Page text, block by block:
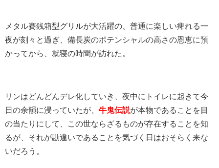
メタル賽銭箱型グリルが大活躍の、普通に楽しい痺れる一
夜が刻々と過ぎ、備長炭のポテンシャルの高さの恩恵に預
かってから、就寝の時間が訪れた。
リンはどんどんデレ化していき、夜中にトイレに起きて今
日の余韻に浸っていたが、 牛鬼伝説が本物であることを目
の当たりにして、この世ならざるものが存在することを知
るが、それが勘違いであることを気づく日はおそらく来な
いだろう。